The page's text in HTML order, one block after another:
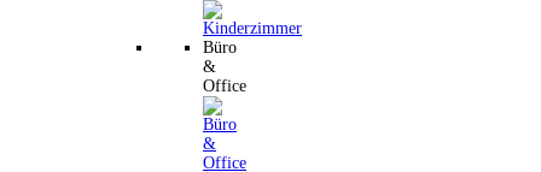
Büro
&
Office